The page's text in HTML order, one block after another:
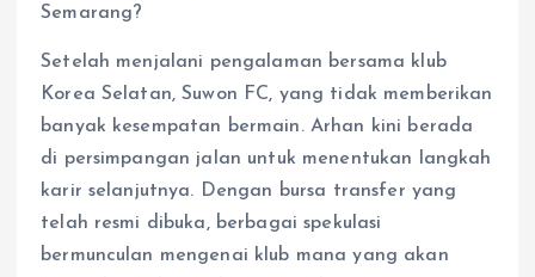
Setelah menjalani pengalaman bersama klub
Korea Selatan, Suwon FC, yang tidak memberikan
banyak kesempatan bermain. Arhan kini berada
di persimpangan jalan untuk menentukan langkah
karir selanjutnya. Dengan bursa transfer yang
telah resmi dibuka, berbagai spekulasi
bermunculan mengenai klub mana yang akan